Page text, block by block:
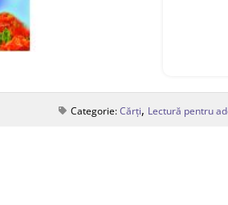
Categorie:Cărți, Lectură pentru